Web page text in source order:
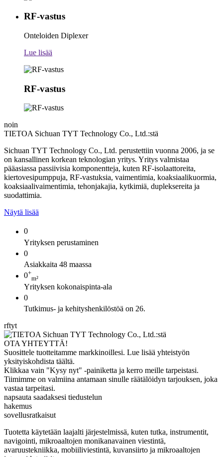
RF-vastus
Onteloiden Diplexer
Lue lisää
RF-vastus
noin
TIETOA Sichuan TYT Technology Co., Ltd.:stä
Sichuan TYT Technology Co., Ltd. perustettiin vuonna 2006, ja se
on kansallinen korkean teknologian yritys. Yritys valmistaa
pääasiassa passiivisia komponentteja, kuten RF-isolaattoreita,
kiertovesipumppuja, RF-vastuksia, vaimentimia, koaksiaalikuormia,
koaksiaalivaimentimia, tehonjakajia, kytkimiä, dupleksereita ja
suodattimia.
Näytä lisää
0
Yrityksen perustaminen
0
Asiakkaita 48 maassa
0+
m²
Yrityksen kokonaispinta-ala
0
Tutkimus- ja kehityshenkilöstöä on 26.
rftyt
OTA YHTEYTTÄ!
Suosittele tuotteitamme markkinoillesi. Lue lisää yhteistyön
yksityiskohdista täältä.
Klikkaa vain "Kysy nyt" -painiketta ja kerro meille tarpeistasi.
Tiimimme on valmiina antamaan sinulle räätälöidyn tarjouksen, joka
vastaa tarpeitasi.
napsauta saadaksesi tiedustelun
hakemus
sovellusratkaisut
Tuotetta käytetään laajalti järjestelmissä, kuten tutka, instrumentit,
navigointi, mikroaaltojen monikanavainen viestintä,
avaruustekniikka, mobiiliviestintä, kuvansiirto ja mikroaaltojen